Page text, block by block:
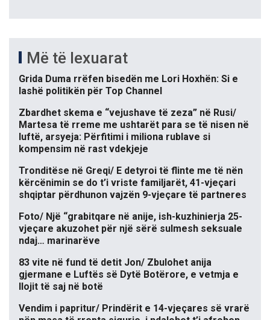
Më të lexuarat
Grida Duma rrëfen bisedën me Lori Hoxhën: Si e
lashë politikën për Top Channel
Zbardhet skema e “vejushave të zeza” në Rusi/
Martesa të rreme me ushtarët para se të nisen në
luftë, arsyeja: Përfitimi i miliona rublave si
kompensim në rast vdekjeje
Tronditëse në Greqi/ E detyroi të flinte me të nën
kërcënimin se do t’i vriste familjarët, 41-vjeçari
shqiptar përdhunon vajzën 9-vjeçare të partneres
Foto/ Një “grabitqare në anije, ish-kuzhinierja 25-
vjeçare akuzohet për një sërë sulmesh seksuale
ndaj… marinarëve
83 vite në fund të detit Jon/ Zbulohet anija
gjermane e Luftës së Dytë Botërore, e vetmja e
llojit të saj në botë
Vendim i papritur/ Prindërit e 14-vjeçares së vrarë